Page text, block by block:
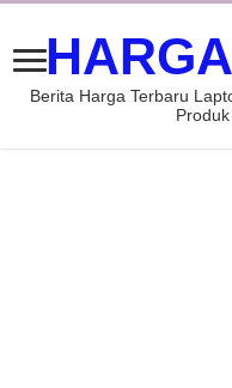
Berita Harga Terbaru